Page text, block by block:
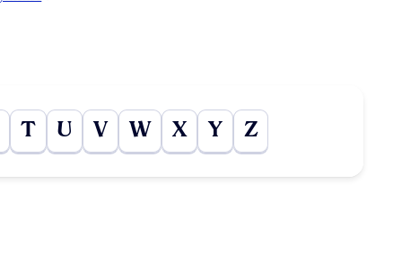
T U V W X Y Z